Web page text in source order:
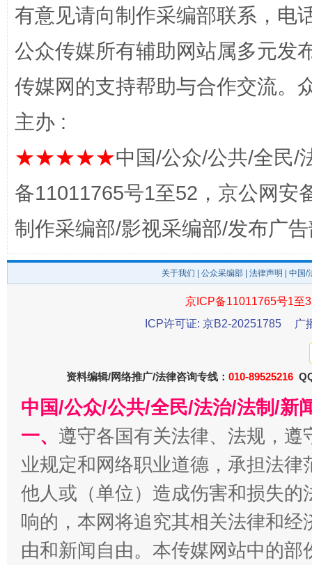
完善运行机制助力责任有效落实
东山县通报“牛蛙产品抗生素超标问题” 法
千年窑火 生生不息 一
有意见请向制作采编部联系，电
公众传媒所有辅助网站属多元发
传媒网的支持帮助与合作交流。
主办 :
★★★★★中国/公众/公共/全民/
备11011765号1至52，京公网安
制作采编部/影视采编部/发布广
关于我们 公众采编部 法律声明 | 中国
京ICP备11011765号1至
ICP许可证: 京B2-20251785
广
资料编辑/网络推广/法律咨询专线： 010-89525216
中国/公众/公共/全民/法治/法制/新
一、 遵守各国有关法律、法规，
业规定和网络职业道德，承担法
他人或（单位）造成伤害和损失
响的，本网将追究其相关法律和
由和新闻自由。本传媒网站中的